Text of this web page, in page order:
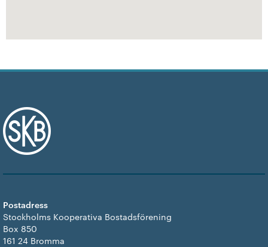
Postadress
Stockholms Kooperativa Bostadsförening
Box 850
161 24 Bromma